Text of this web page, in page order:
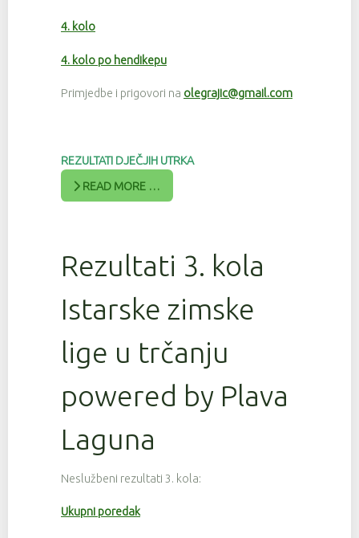
4. kolo
4. kolo po hendikepu
Primjedbe i prigovori na olegrajic@gmail.com
REZULTATI DJEČJIH UTRKA
READ MORE …
Rezultati 3. kola
Istarske zimske
lige u trčanju
powered by Plava
Laguna
Neslužbeni rezultati 3. kola:
Ukupni poredak